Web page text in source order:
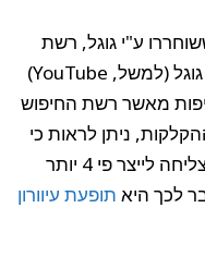
ע"י גוגל, רשת
המדיה שכוללת תשתיות נוספות של גוגל (למשל, YouTube)
פי 4 יותר חשיפות מאשר רשת החיפוש
ניתן לראות כי
רשת החיפוש הופכת את המגמה ומצליחה לייצר פי 4 יותר
לכך היא תופעת עיוורון